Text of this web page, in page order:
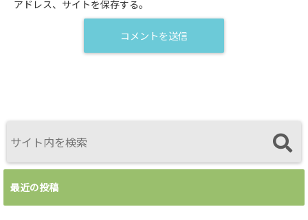
アドレス、サイトを保存する。
最近の投稿